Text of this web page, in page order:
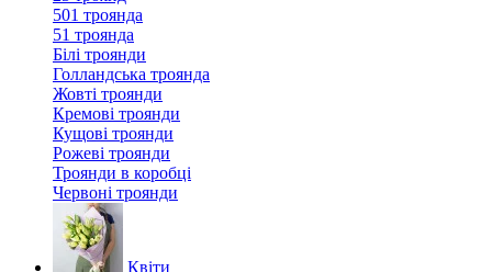
501 троянда
51 троянда
Білі троянди
Голландська троянда
Жовті троянди
Кремові троянди
Кущові троянди
Рожеві троянди
Троянди в коробці
Червоні троянди
Квіти